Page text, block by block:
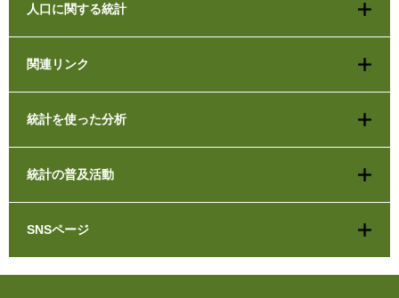
人口に関する統計
関連リンク
統計を使った分析
統計の普及活動
SNSページ